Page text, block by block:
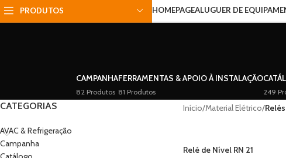
PRODUTOS HOMEPAGEALUGUER DE
CAMPANHA
82 Produtos
FERRAMENTAS & APOIO À INSTALAÇÃO
81 Produtos 249
CATEGORIAS
AVAC & Refrigeração
Campanha
Início/Material Elétrico/Relés
Relé de Nível RN 21